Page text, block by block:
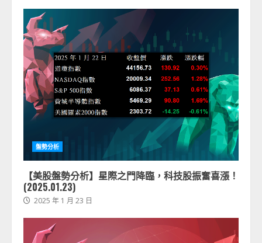
盤勢分析
【美股盤勢分析】星際之門降臨，科技股振奮喜漲！
(2025.01.23)
2025 年 1 月 23 日